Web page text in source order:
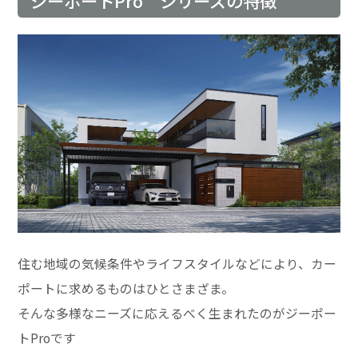
住む地域の気候条件やライフスタイルなどにより、カー
ポートに求めるものはひとさまざま。
そんな多様なニーズに応えるべく生まれたのがジーポー
トProです